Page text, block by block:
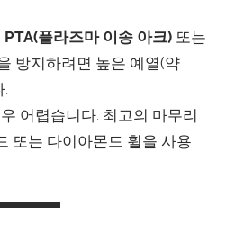
PTA(플라즈마 이송 아크)또는
방지하려면 높은 예열(약
.
어렵습니다. 최고의 마무리
또는 다이아몬드 휠을 사용